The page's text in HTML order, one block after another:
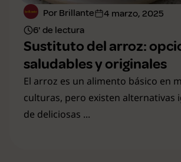
Por Brillante
4 marzo, 2025
6' de lectura
Sustituto del arroz:
saludables y originales
El arroz es un alimento básico en
culturas, pero existen alternativas
de deliciosas ...